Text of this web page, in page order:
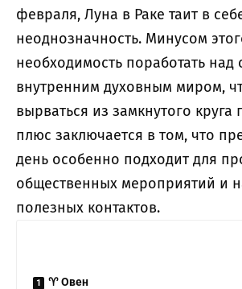
февраля, Луна в Раке таит в
неоднозначность. Минусом
необходимость поработать над
внутренним духовным миром,
вырваться из замкнутого круга
плюс заключается в том, что
день особенно подходит для
общественных мероприятий и
полезных контактов.
♈ Овен